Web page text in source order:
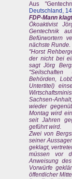
Aus
Deutschland,
FDP-Mann
Ökoaktivist
Gentechnik
Befürwortern
nächste Runde.
"Horst
der nicht bei
sagt Jörg
Behörden,
Untertitel)
Sachsen-
wieder
Montag wird
seit Jahren
geführt wird.
Zwei von
seiner
geklagt,
müssen vor
Anweisung
Vorwürfe
öffentlicher